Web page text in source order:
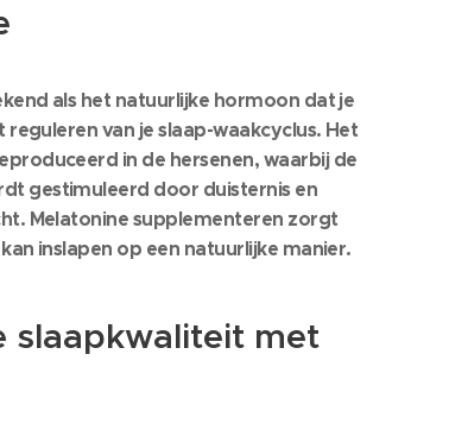
als het natuurlijke hormoon dat je
van je slaap-waakcyclus. Het
in de hersenen, waarbij de
gestimuleerd door duisternis en
Melatonine supplementeren zorgt
inslapen op een natuurlijke manier.
slaapkwaliteit met